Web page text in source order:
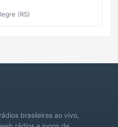
(RS)
brasileiras ao vivo,